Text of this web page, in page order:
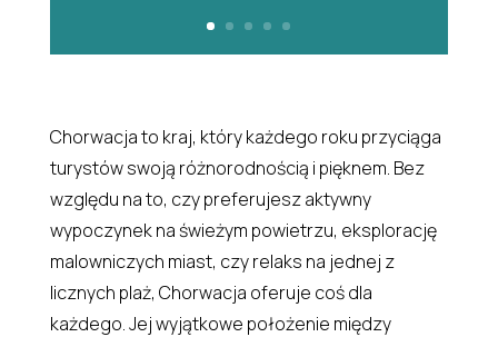
Chorwacja to kraj, który każdego roku przyciąga
turystów swoją różnorodnością i pięknem. Bez
względu na to, czy preferujesz aktywny
wypoczynek na świeżym powietrzu, eksplorację
malowniczych miast, czy relaks na jednej z
licznych plaż, Chorwacja oferuje coś dla
każdego. Jej wyjątkowe położenie między